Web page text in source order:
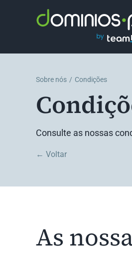
Sobre nós Condições
Consulte as nossas
← Voltar
As